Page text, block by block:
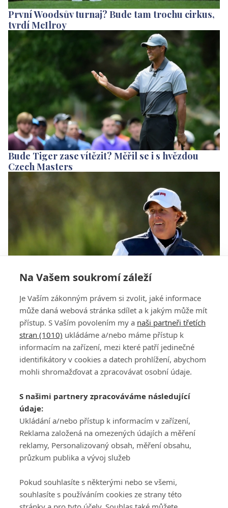
Na Vašem soukromí záleží
Je Vaším zákonným právem si zvolit, jaké informace
může daná webová stránka sdílet a k jakým může mít
přístup. S Vaším povolením my a naši partneři třetích
stran (1010) ukládáme a/nebo máme přístup k
informacím na zařízení, mezi které patří jedinečné
identifikátory v cookies a datech prohlížení, abychom
mohli shromažďovat a zpracovávat osobní údaje.
S našimi partnery zpracováváme následující
údaje:
Ukládání a/nebo přístup k informacím v zařízení,
Reklama založená na omezených údajích a měření
reklamy, Personalizovaný obsah, měření obsahu,
průzkum publika a vývoj služeb
Pokud souhlasíte s některými nebo se všemi,
souhlasíte s používáním cookies ze strany této
První Woodsův turnaj? Bude tam trochu cirkus,
tvrdí McIlroy
Bude Tiger zase vítězit? Měřil se i s hvězdou
Czech Masters
Mickelson: Pro Ryder Cup máme detailní plán,
pomáhal i Woods
Všeobecné obchodní
podmínky služby
GolfExtra.cz Premium
Podmínky zpracování
osobních údajů při
GolfExtra
Ceník GolfExtra.cz
ATV CZ, s.r.o.
140 00 Praha 4